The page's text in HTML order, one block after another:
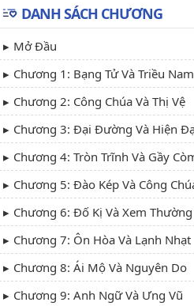
DANH SÁCH CHƯƠNG
Mở Đầu
Chương 1: Bạng Tử Và Triều
Chương 2: Công Chúa Và Thị Vệ
Chương 3: Đại Đường Và Hiện
Chương 4: Tròn Trĩnh Và Gầy
Chương 5: Đào Kép Và Công
Chương 6: Đố Kị Và Xem Thường
Chương 7: Ôn Hòa Và Lạnh Nhạt
Chương 8: Ái Mộ Và Nguyên Do
Chương 9: Anh Ngữ Và Ưng Vũ